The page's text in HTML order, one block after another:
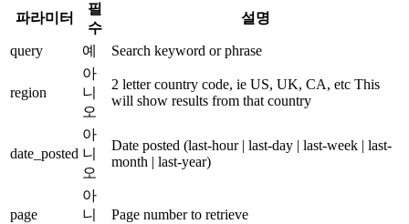
파라미터
필
수
설명
query 예 Search keyword or phrase
region
아
니
오
2 letter country code, ie US, UK, CA, etc This
will show results from that country
date_posted
아
니
오
Date posted (last-hour | last-day | last-week | last-
month | last-year)
page
아
니
Page number to retrieve